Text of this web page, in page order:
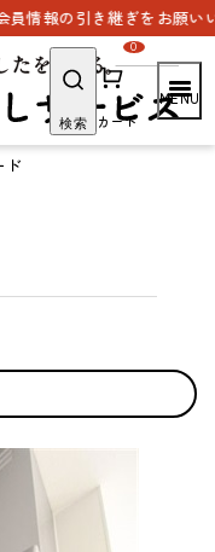
報の引き継ぎをお願いいた
検索 カート
0
ド